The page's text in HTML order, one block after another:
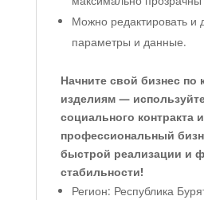
Можно редактировать и
параметры и данные.
Начните свой бизнес по
изделиям —
социального контракта
профессиональный
быстрой реализации и
стабильности!
Регион: Республика